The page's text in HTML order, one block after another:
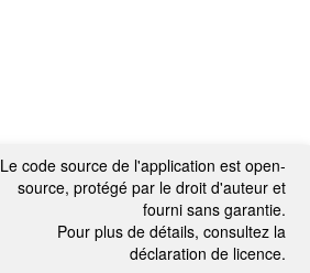
Le code source de l'application est open-
source, protégé par le droit d'auteur et
fourni sans garantie.
Pour plus de détails, consultez la
déclaration de licence.